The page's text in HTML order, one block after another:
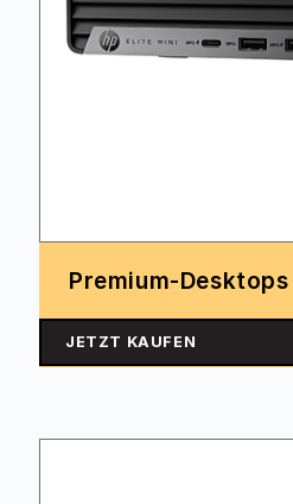
Premium-Desktops
JETZT KAUFEN